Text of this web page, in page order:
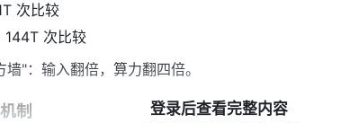
次比较
次比较
"：输入翻倍，算力翻四倍。
制 登录后查看完整内容